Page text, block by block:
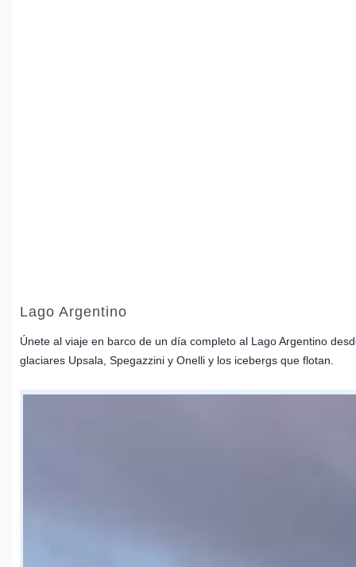
Lago Argentino
Únete al viaje en barco de un día completo al Lago Argentino
glaciares Upsala, Spegazzini y Onelli y los icebergs que flotan.